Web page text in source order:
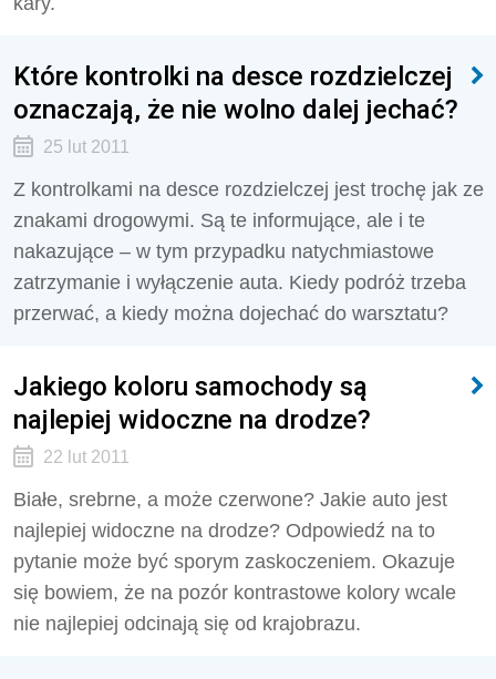
Które kontrolki na desce rozdzielczej
oznaczają, że nie wolno dalej jechać?
25 lut 2011
Z kontrolkami na desce rozdzielczej jest trochę jak ze
znakami drogowymi. Są te informujące, ale i te
nakazujące – w tym przypadku natychmiastowe
zatrzymanie i wyłączenie auta. Kiedy podróż trzeba
przerwać, a kiedy można dojechać do warsztatu?
Jakiego koloru samochody są
najlepiej widoczne na drodze?
22 lut 2011
Białe, srebrne, a może czerwone? Jakie auto jest
najlepiej widoczne na drodze? Odpowiedź na to
pytanie może być sporym zaskoczeniem. Okazuje
się bowiem, że na pozór kontrastowe kolory wcale
nie najlepiej odcinają się od krajobrazu.